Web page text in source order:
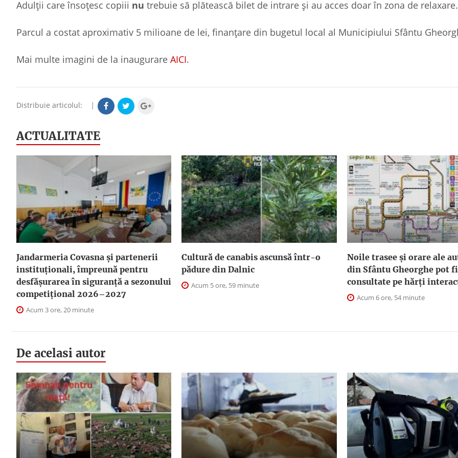
Adulţii care însoţesc copiii nu trebuie să plătească bilet de intrare şi au acces doar în zona de relaxare.
Parcul a costat aproximativ 5 milioane de lei, finanțare din bugetul local al Municipiului Sfântu
Mai multe imagini de la inaugurare AICI.
Distribuie articolul: |
ACTUALITATE
Jandarmeria Covasna și partenerii
instituționali, împreună pentru
desfășurarea în siguranță a sezonului
competițional 2026–2027
Acum 3 ore, 20 minute
Cultură de canabis ascunsă într-o
pădure din Dalnic
Acum 5 ore, 59 minute
Noile trasee și orare ale
din Sfântu Gheorghe pot fi
consultate pe hărți
Acum 6 ore, 54 minute
De acelasi autor